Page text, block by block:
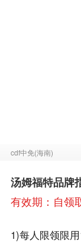
cdf中免(海南)
汤姆福特品牌
有效期：自领
1)每人限领限